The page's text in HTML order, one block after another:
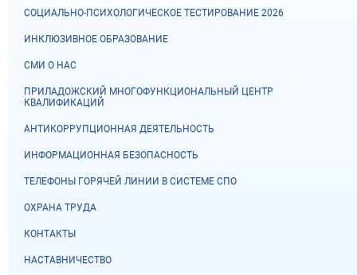
СОЦИАЛЬНО-ПСИХОЛОГИЧЕСКОЕ ТЕСТИРОВАНИЕ 2026
ИНКЛЮЗИВНОЕ ОБРАЗОВАНИЕ
СМИ О НАС
ПРИЛАДОЖСКИЙ МНОГОФУНКЦИОНАЛЬНЫЙ ЦЕНТР
КВАЛИФИКАЦИЙ
АНТИКОРРУПЦИОННАЯ ДЕЯТЕЛЬНОСТЬ
ИНФОРМАЦИОННАЯ БЕЗОПАСНОСТЬ
ТЕЛЕФОНЫ ГОРЯЧЕЙ ЛИНИИ В СИСТЕМЕ СПО
ОХРАНА ТРУДА
КОНТАКТЫ
НАСТАВНИЧЕСТВО